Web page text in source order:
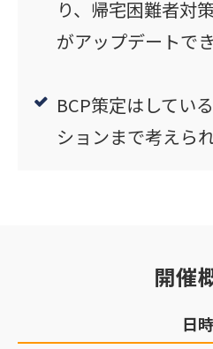
り、帰宅困難者対
がアップデートで
BCP策定はしてい
ションまで考えら
開催
日時